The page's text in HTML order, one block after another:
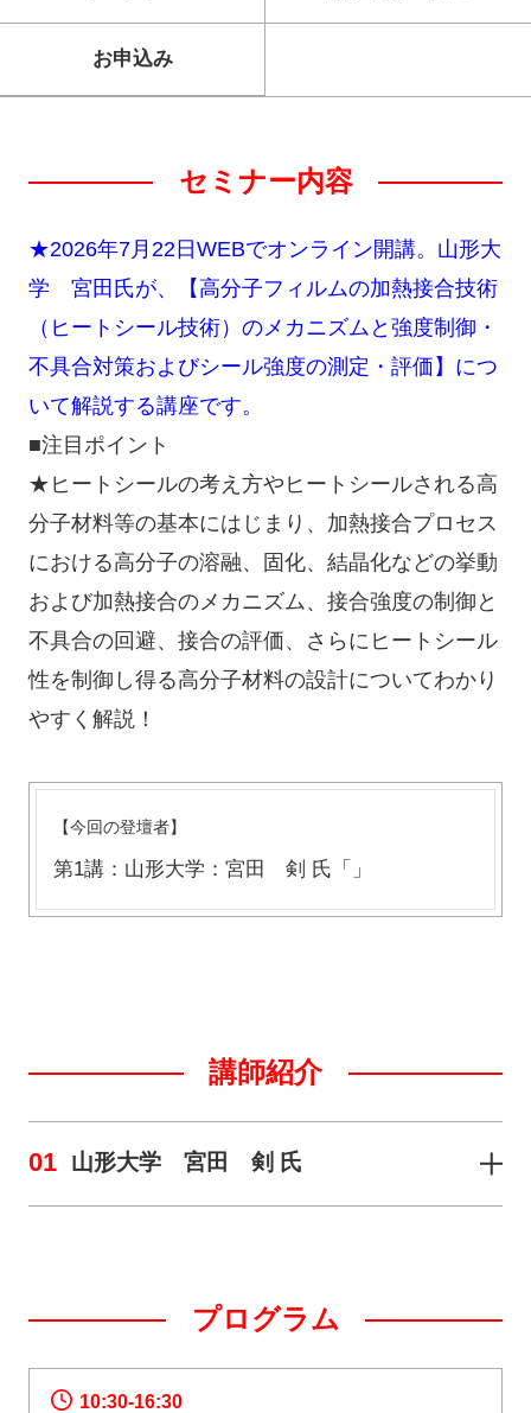
お申込み
セミナー内容
★2026年7月22日WEBでオンライン開講。山形大
学 宮田氏が、【高分子フィルムの加熱接合技術
（ヒートシール技術）のメカニズムと強度制御・
不具合対策およびシール強度の測定・評価】につ
いて解説する講座です。
■注目ポイント
★ヒートシールの考え方やヒートシールされる高
分子材料等の基本にはじまり、加熱接合プロセス
における高分子の溶融、固化、結晶化などの挙動
および加熱接合のメカニズム、接合強度の制御と
不具合の回避、接合の評価、さらにヒートシール
性を制御し得る高分子材料の設計についてわかり
やすく解説！
【今回の登壇者】
第1講：山形大学：宮田 剣 氏「」
講師紹介
01 山形大学 宮田 剣 氏
プログラム
10:30-16:30